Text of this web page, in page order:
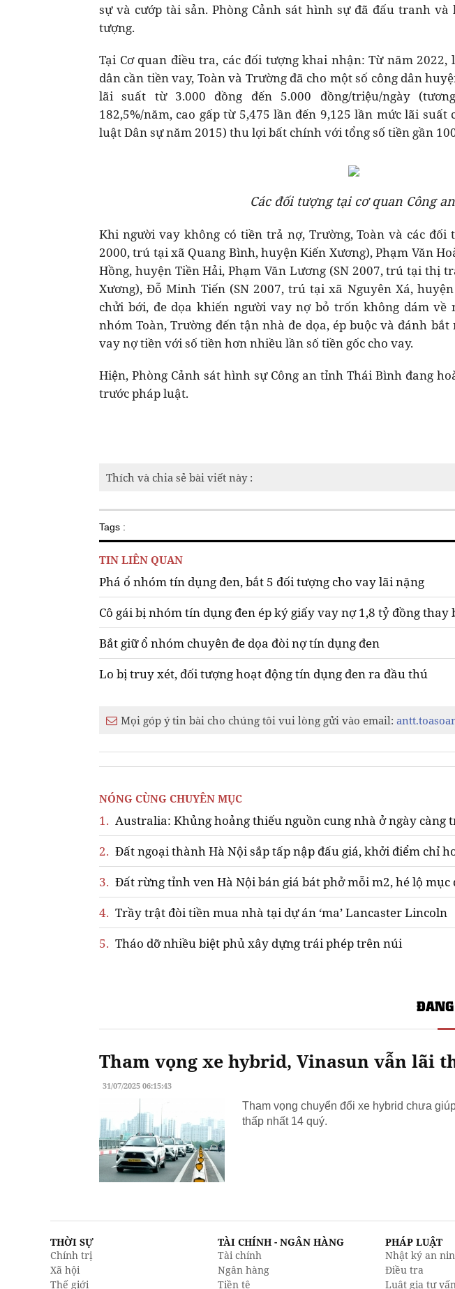
sự và cướp tài sản. Phòng Cảnh sát hình sự đã đấu tranh
tượng.
Tại Cơ quan điều tra, các đối tượng khai nhận: Từ năm
dân cần tiền vay, Toàn và Trường đã cho một số công dân
lãi suất từ 3.000 đồng đến 5.000 đồng/triệu/ngày
182,5%/năm, cao gấp từ 5,475 lần đến 9,125 lần mức lãi
luật Dân sự năm 2015) thu lợi bất chính với tổng số tiền gần
Các đối tượng tại cơ quan Công
Khi người vay không có tiền trả nợ, Trường, Toàn và các đối
2000, trú tại xã Quang Bình, huyện Kiến Xương), Phạm Văn
Hồng, huyện Tiền Hải, Phạm Văn Lương (SN 2007, trú tại thị
Xương), Đỗ Minh Tiến (SN 2007, trú tại xã Nguyên Xá,
chửi bới, đe dọa khiến người vay nợ bỏ trốn không dám về
nhóm Toàn, Trường đến tận nhà đe dọa, ép buộc và đánh
vay nợ tiền với số tiền hơn nhiều lần số tiền gốc cho vay.
Hiện, Phòng Cảnh sát hình sự Công an tỉnh Thái Bình đang
trước pháp luật.
Thích và chia sẻ bài viết này :
Tags :
TIN LIÊN QUAN
Phá ổ nhóm tín dụng đen, bắt 5 đối tượng cho vay lãi nặng
Cô gái bị nhóm tín dụng đen ép ký giấy vay nợ 1,8 tỷ đồng thay
Bắt giữ ổ nhóm chuyên đe dọa đòi nợ tín dụng đen
Lo bị truy xét, đối tượng hoạt động tín dụng đen ra đầu thú
Mọi góp ý tin bài cho chúng tôi vui lòng gửi vào email:
NÓNG CÙNG CHUYÊN MỤC
1. Australia: Khủng hoảng thiếu nguồn cung nhà ở ngày càng
2. Đất ngoại thành Hà Nội sắp tấp nập đấu giá, khởi điểm chỉ
3. Đất rừng tỉnh ven Hà Nội bán giá bát phở mỗi m2, hé lộ mục
4. Trầy trật đòi tiền mua nhà tại dự án ‘ma’ Lancaster Lincoln
5. Tháo dỡ nhiều biệt phủ xây dựng trái phép trên núi
Tham vọng xe hybrid, Vinasun vẫn lãi
31/07/2025 06:15:43
Tham vọng chuyển đổi xe hybrid chưa
thấp nhất 14 quý.
THỜI SỰ
Chính trị
Xã hội
Thế giới
TÀI CHÍNH - NGÂN HÀNG
Tài chính
Ngân hàng
Tiền tệ
PHÁP LUẬT
Nhật ký an
Điều tra
Luật gia tư